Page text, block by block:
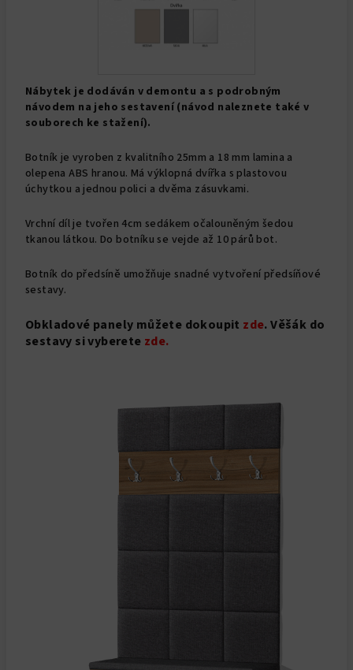
Nábytek je dodáván v demontu a s podrobným
návodem na jeho sestavení (návod naleznete také v
souborech ke stažení).
Botník je vyroben z kvalitního 25mm a 18 mm lamina a
olepena ABS hranou. Má výklopná dvířka s plastovou
úchytkou a jednou polici a dvěma zásuvkami.
Vrchní díl je tvořen 4cm sedákem očalouněným šedou
tkanou látkou. Do botníku se vejde až 10 párů bot.
Botník do předsíně umožňuje snadné vytvoření předsíňové
sestavy.
Obkladové panely můžete dokoupit zde. Věšák do
sestavy si vyberete zde.